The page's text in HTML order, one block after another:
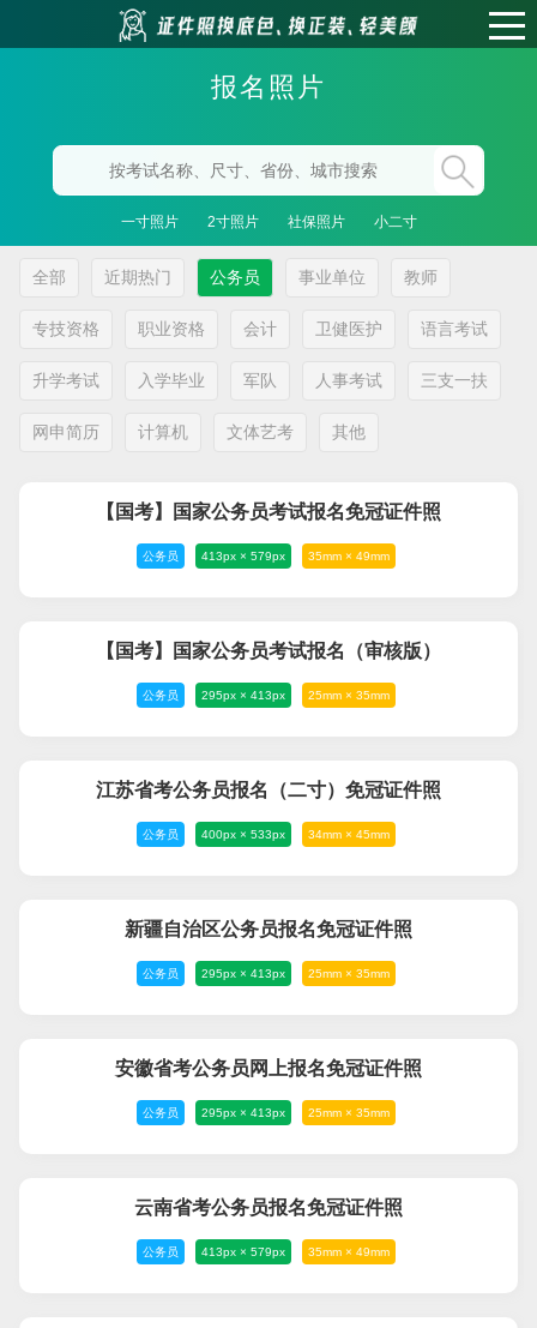
报名照片
一寸照片 2寸照片 社保照片 小二寸
全部 近期热门 公务员 事业单位 教师
专技资格 职业资格 会计 卫健医护 语言考试
升学考试 入学毕业 军队 人事考试 三支一扶
网申简历 计算机 文体艺考 其他
【国考】国家公务员考试报名免冠证件照
公务员 413px × 579px 35mm × 49mm
【国考】国家公务员考试报名（审核版）
公务员 295px × 413px 25mm × 35mm
江苏省考公务员报名（二寸）免冠证件照
公务员 400px × 533px 34mm × 45mm
新疆自治区公务员报名免冠证件照
公务员 295px × 413px 25mm × 35mm
安徽省考公务员网上报名免冠证件照
公务员 295px × 413px 25mm × 35mm
云南省考公务员报名免冠证件照
公务员 413px × 579px 35mm × 49mm